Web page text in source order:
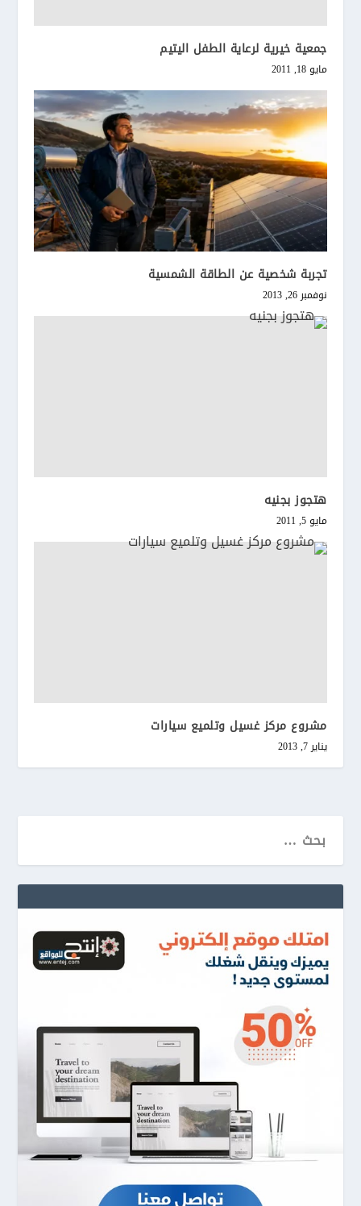
جمعية خيرية لرعاية الطفل اليتيم
مايو 18, 2011
تجربة شخصية عن الطاقة الشمسية
نوفمبر 26, 2013
هتجوز بجنيه
مايو 5, 2011
مشروع مركز غسيل وتلميع سيارات
يناير 7, 2013